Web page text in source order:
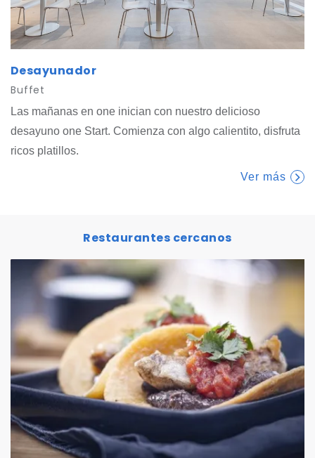
Desayunador
Buffet
Las mañanas en one inician con nuestro delicioso
desayuno one Start. Comienza con algo calientito, disfruta
ricos platillos.
Ver más
Restaurantes cercanos